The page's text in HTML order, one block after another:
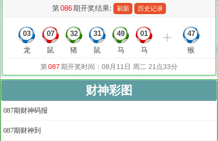
财神彩图
087期财神码报
087期财神到